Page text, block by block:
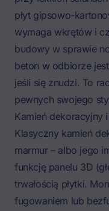
płyt gipsowo-
wymaga wkrętów i
budowy w sprawie
beton w odbiorze
jeśli się znudzi. To
pewnych swojego
Kamień dekoracyjny
Klasyczny kamień
marmur – albo jego
funkcję panelu 3D
trwałością płytki.
fugowaniem lub